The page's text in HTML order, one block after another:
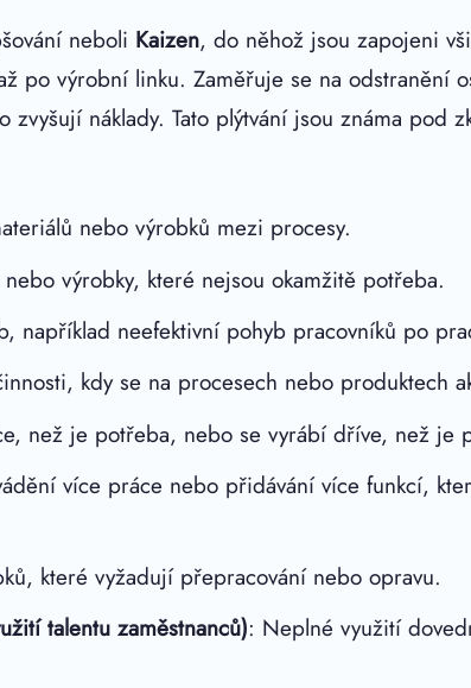
neboli Kaizen, do něhož jsou zapojeni
po výrobní linku. Zaměřuje se na odstranění
náklady. Tato plýtvání jsou známa pod
nebo výrobků mezi procesy.
výrobky, které nejsou okamžitě potřeba.
například neefektivní pohyb pracovníků po
kdy se na procesech nebo produktech
než je potřeba, nebo se vyrábí dříve, než je
více práce nebo přidávání více funkcí,
které vyžadují přepracování nebo opravu.
talentu zaměstnanců): Neplné využití